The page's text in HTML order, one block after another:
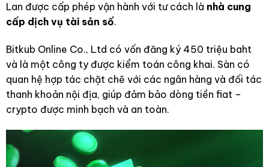
Lan được cấp phép vận hành với tư cách là nhà cung
cấp dịch vụ tài sản số.
Bitkub Online Co., Ltd có vốn đăng ký 450 triệu baht
và là một công ty được kiểm toán công khai. Sàn có
quan hệ hợp tác chặt chẽ với các ngân hàng và đối tác
thanh khoản nội địa, giúp đảm bảo dòng tiền fiat –
crypto được minh bạch và an toàn.